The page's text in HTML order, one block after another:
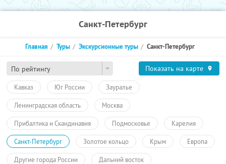
Санкт-Петербург
По рейтингу
Главная Туры Экскурсионные туры Санкт-Петербург
Показать на карте
Кавказ Юг России Зауралье
Ленинградская область Москва
Прибалтика и Скандинавия Подмосковье Карелия
Санкт-Петербург Золотое кольцо Крым Европа
Другие города России Дальний восток